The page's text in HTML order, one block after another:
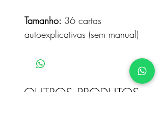
Tamanho: 36 cartas
autoexplicativas (sem manual)
OUTROS PRODUTOS